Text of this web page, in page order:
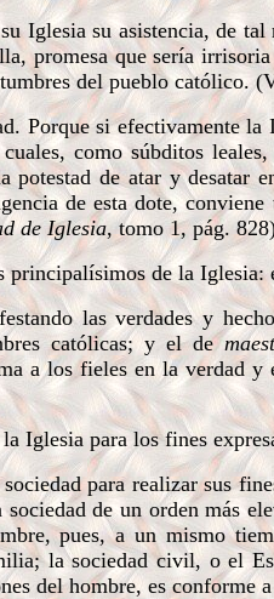
Iglesia su asistencia, de tal
promesa que sería
del pueblo católico.
Porque si efectivamente
como súbditos
de atar y desatar
de esta dote,
de Iglesia, tomo 1, pág.
de la Iglesia:
las verdades y
católicas; y el de
a los fieles en la verdad
Iglesia para los fines
para realizar sus
de un orden más
pues, a un mismo
la sociedad civil, o el
del hombre, es